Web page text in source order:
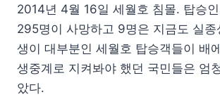
2014년 4월 16일 세월호 침몰. 탑승
295명이 사망하고 9명은 지금도 실종
생이 대부분인 세월호 탑승객들이 배
생중계로 지켜봐야 했던 국민들은 엄
았다.